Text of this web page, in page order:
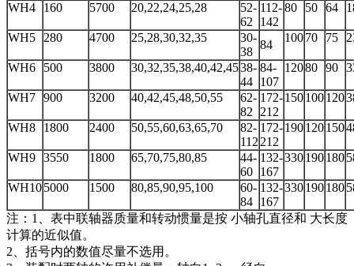
WH4 160 5700 20,22,24,25,28
52-
62
112-
142
80 50 64
WH5 280 4700 25,28,30,32,35
30-
38
84
10070 75
WH6 500 3800 30,32,35,38,40,42,4538-
44
84-
107
12080 90
WH7 900 3200 40,42,45,48,50,55
62-
82
172-
212
150100120
WH8 1800 2400 50,55,60,63,65,70
82-
112
172-
212
190120150
WH9 3550 1800 65,70,75,80,85
44-
60
132-
167
330190180
WH105000 1500 80,85,90,95,100
60-
84
132-
167
330190180
注：1、表中联轴器质量和转动惯量是按 小轴孔直径和 大长度
计算的近似值。
2、括号内的数值尽量不选用。